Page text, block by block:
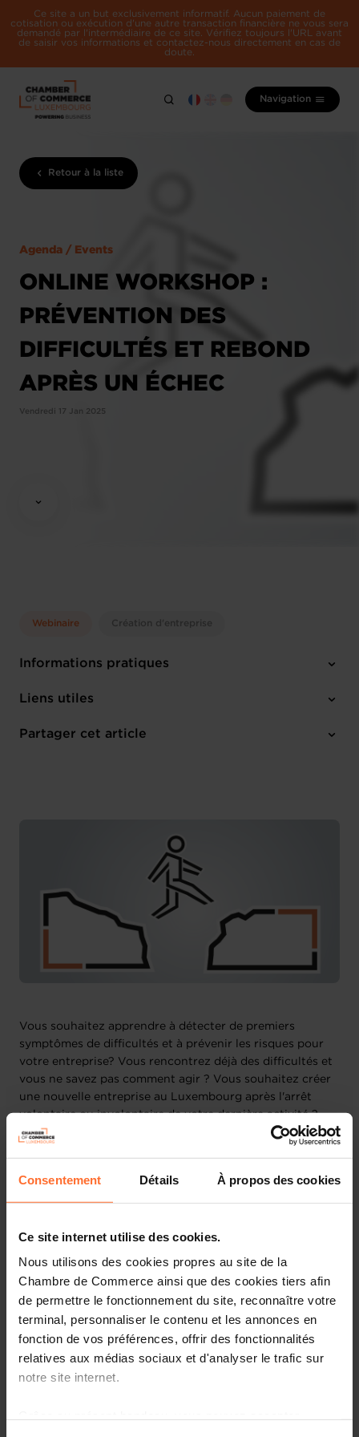
Consentement Détails À propos des cookies
Ce site internet utilise des cookies.
Nous utilisons des cookies propres au site de la
Chambre de Commerce ainsi que des cookies tiers afin
de permettre le fonctionnement du site, reconnaître votre
terminal, personnaliser le contenu et les annonces en
fonction de vos préférences, offrir des fonctionnalités
relatives aux médias sociaux et d'analyser le trafic sur
notre site internet.
Ce site a un but exclusivement informatif. Aucun paiement de
cotisation ou exécution d'une autre transaction financière ne vous sera
demandé par l'intermédiaire de ce site. Vérifiez toujours l'URL avant
de saisir vos informations et contactez-nous directement en cas de
doute.
Navigation
Retour à la liste
Agenda / Events
ONLINE WORKSHOP :
PRÉVENTION DES
DIFFICULTÉS ET REBOND
APRÈS UN ÉCHEC
Vendredi 17 Jan 2025
Webinaire Création d'entreprise
Informations pratiques
Vendredi 17 Jan 2025
Online Workshop
Liens utiles
M'inscrire
Partager cet article
Vous souhaitez apprendre à détecter de premiers
symptômes de difficultés et à prévenir les risques pour
votre entreprise? Vous rencontrez déjà des difficultés et
vous ne savez pas comment agir ? Vous souhaitez créer
une nouvelle entreprise au Luxembourg après l'arrêt
volontaire ou involontaire de votre dernière activité ?
échec ", présenté par les conseillers de la House of
Entrepreneurship. Toute participation est anonyme.
Lors de ce webinaire nous aborderons les points clés
suivants à travers un tutoriel suivi d’une discussion en
Luxembourg
• Anticipation et détection des signaux faibles; outils
financiers de base.
• Mécanismes amiables et judiciaires pour gérer les
difficultés : médiation, conciliation, réorganisation